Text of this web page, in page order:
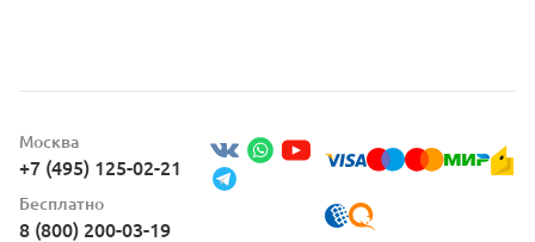
Москва
+7 (495) 125-02-21
Бесплатно
8 (800) 200-03-19